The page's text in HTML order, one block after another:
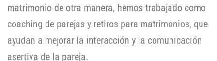
matrimonio de otra manera, hemos trabajado como
coaching de parejas y retiros para matrimonios, que
ayudan a mejorar la interacción y la comunicación
asertiva de la pareja.